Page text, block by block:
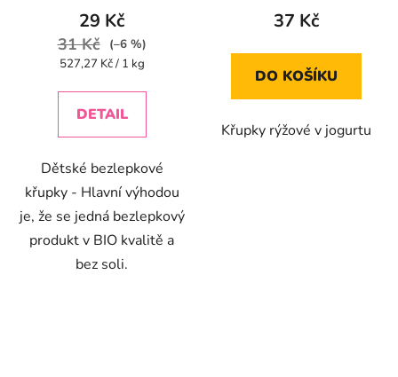
produktu
je
5,0
5
29 Kč
31 Kč
(–6 %)
Měrná
527,27 Kč / 1 kg
DETAIL
Dětské bezlepkové
křupky - Hlavní výhodou
je, že se jedná bezlepkový
produkt v BIO kvalitě a
bez soli.
37 Kč
DO KOŠÍKU
Křupky rýžové v jogurtu